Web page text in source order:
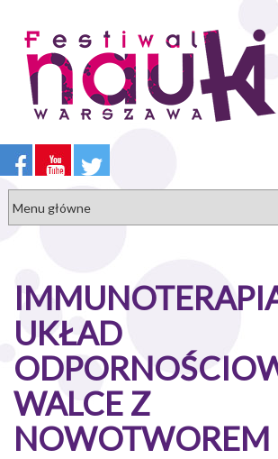
treści
UKŁAD
WALCE Z
NOWOTWOREM